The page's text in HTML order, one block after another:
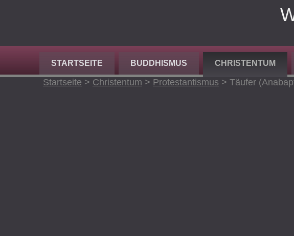
STARTSEITE BUDDHISMUS CHRISTENTUM
Startseite > Christentum > Protestantismus > Täufer